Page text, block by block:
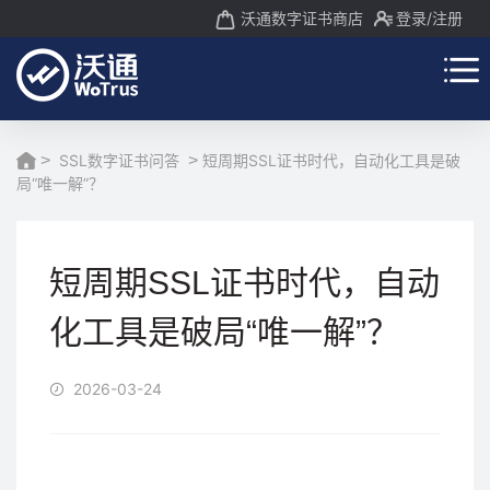
沃通数字证书商店 登录/注册
> SSL数字证书问答 > 短周期SSL证书时代，自动化工具是破
局“唯一解”？
短周期SSL证书时代，自动
化工具是破局“唯一解”？
2026-03-24